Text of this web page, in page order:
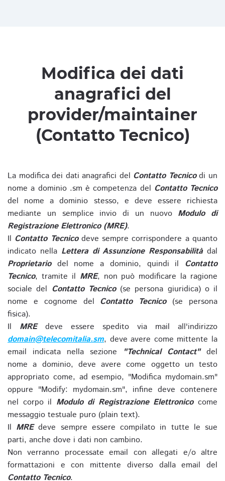
Modifica dei dati
anagrafici del
provider/maintainer
(Contatto Tecnico)
La modifica dei dati anagrafici del Contatto Tecnicodi un
nome a dominio .sm è competenza del Contatto Tecnico
del nome a dominio stesso, e deve essere richiesta
mediante un semplice invio di un nuovo Modulo di
Registrazione Elettronico (MRE).
Il Contatto Tecnicodeve sempre corrispondere a quanto
indicato nella Lettera di Assunzione Responsabilitàdal
Proprietariodel nome a dominio, quindi il Contatto
Tecnico, tramite il MRE, non può modificare la ragione
sociale del Contatto Tecnico(se persona giuridica) o il
nome e cognome del Contatto Tecnico(se persona
fisica).
Il MREdeve essere spedito via mail all'indirizzo
domain@telecomitalia.sm, deve avere come mittente la
email indicata nella sezione
"Technical Contact"del
nome a dominio, deve avere come oggetto un testo
appropriato come, ad esempio, "Modifica mydomain.sm"
oppure "Modify: mydomain.sm", infine deve contenere
nel corpo il Modulo di Registrazione Elettronicocome
messaggio testuale puro (plain text).
Il MREdeve sempre essere compilato in tutte le sue
parti, anche dove i dati non cambino.
Non verranno processate email con allegati e/o altre
formattazioni e con mittente diverso dalla email del
Contatto Tecnico.